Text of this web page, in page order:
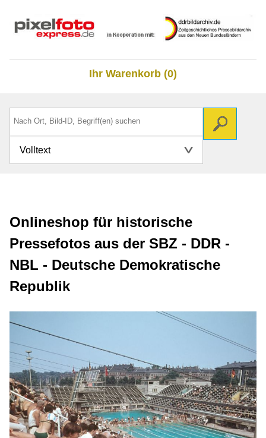
Ihr Warenkorb (0)
Volltext
Onlineshop für historische
Pressefotos aus der SBZ - DDR -
NBL - Deutsche Demokratische
Republik